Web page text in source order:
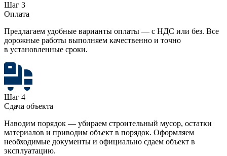
Шаг 3
Оплата
Предлагаем удобные варианты оплаты — с НДС или без. Все
дорожные работы выполняем качественно и точно
в установленные сроки.
Шаг 4
Сдача объекта
Наводим порядок — убираем строительный мусор, остатки
материалов и приводим объект в порядок. Оформляем
необходимые документы и официально сдаем объект в
эксплуатацию.